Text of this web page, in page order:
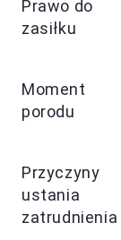
Prawo do
zasiłku
Moment
porodu
Przyczyny
ustania
zatrudnienia